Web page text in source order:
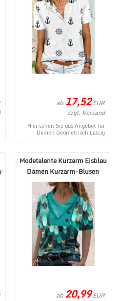
ab 17,52EUR
zzgl. Versand
Hier sehen Sie das Angebot für
Damen Geometrisch Lässig
Modetalente Kurzarm Eisblau
Damen Kurzarm-Blusen
Rundhals Jersey ...
ab 20,99EUR